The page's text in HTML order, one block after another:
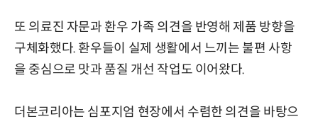
또 의료진 자문과 환우 가족 의견을 반영해 제품 방향을
구체화했다. 환우들이 실제 생활에서 느끼는 불편 사항
을 중심으로 맛과 품질 개선 작업도 이어왔다.
더본코리아는 심포지엄 현장에서 수렴한 의견을 바탕으